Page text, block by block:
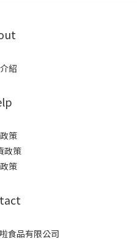
紹
策
政策
策
食品有限公司